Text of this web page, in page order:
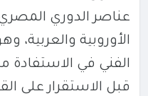
عناصر الدوري
الأوروبية
الفني في الاستفادة
قبل الاستقرار على